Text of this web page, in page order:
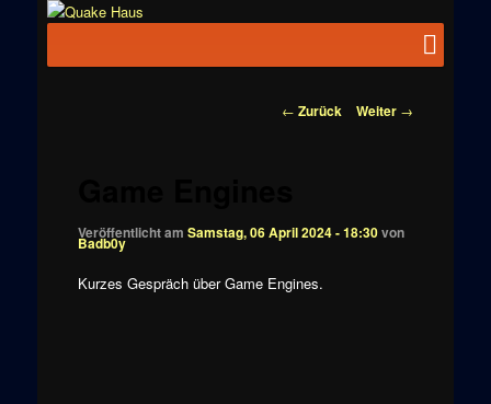
News zu
Beitragsnavigation
← Zurück Weiter →
Veröffentlicht am Samstag, 06 April 2024 - 18:30von
Badb0y
Kurzes Gespräch über Game Engines.